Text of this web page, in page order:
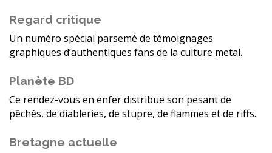
Regard critique
Un numéro spécial parsemé de témoignages
graphiques d’authentiques fans de la culture metal.
Planète BD
Ce rendez-vous en enfer distribue son pesant de
pêchés, de diableries, de stupre, de flammes et de riffs.
Bretagne actuelle